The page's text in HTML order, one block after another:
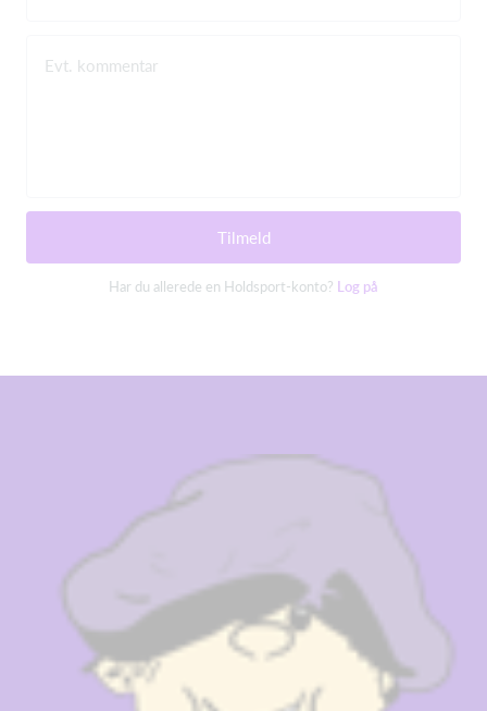
Evt. kommentar
Tilmeld
Har du allerede en Holdsport-konto? Log på